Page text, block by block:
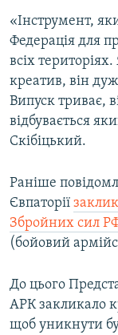
«Інструмент,
Федерація для
всіх
креатив, він
Випуск триває,
відбувається
Скібіцький.
Раніше
Євпаторії
Збройних сил РФ
(бойовий
До цього
АРК закликало
щоб уникнути